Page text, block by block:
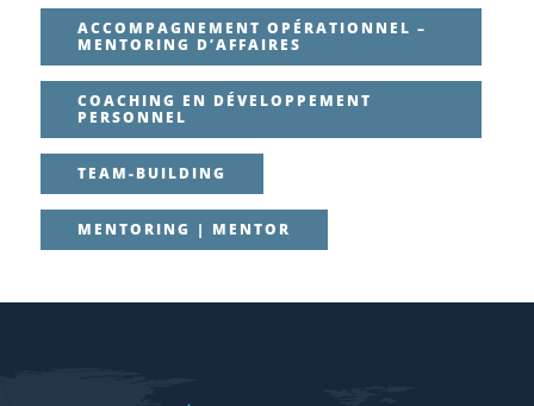
ACCOMPAGNEMENT OPÉRATIONNEL –
MENTORING D’AFFAIRES
COACHING EN DÉVELOPPEMENT
PERSONNEL
TEAM-BUILDING
MENTORING | MENTOR